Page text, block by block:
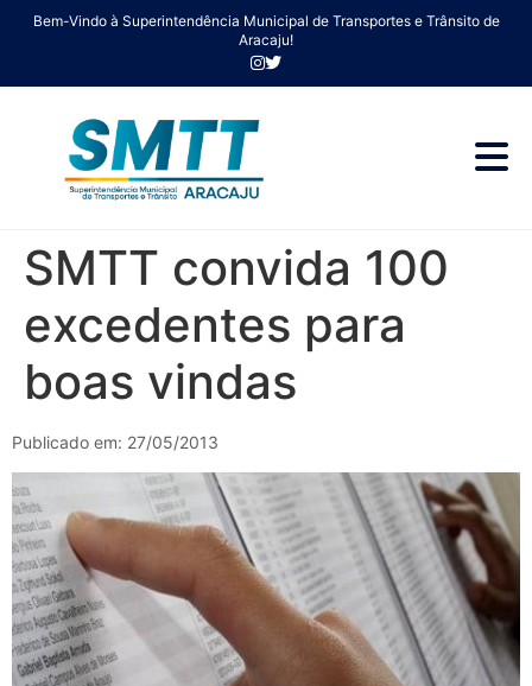
Bem-Vindo à Superintendência Municipal de Transportes e Trânsito de
Aracaju!
SMTT convida 100
excedentes para
boas vindas
Publicado em: 27/05/2013